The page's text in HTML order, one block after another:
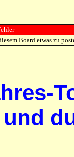
Board etwas zu